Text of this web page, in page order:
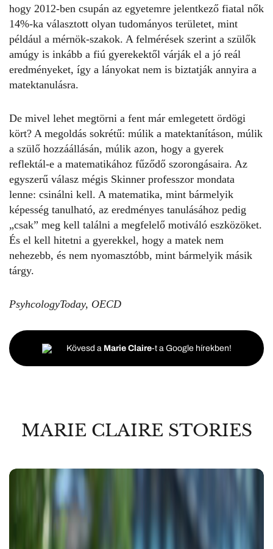
hogy 2012-ben csupán az egyetemre jelentkező fiatal nők
14%-ka választott olyan tudományos területet, mint
például a mérnök-szakok. A felmérések szerint a szülők
amúgy is inkább a fiú gyerekektől várják el a jó reál
eredményeket, így a lányokat nem is biztatják annyira a
matektanulásra.
De mivel lehet megtörni a fent már emlegetett ördögi
kört? A megoldás sokrétű: múlik a matektanításon, múlik
a szülő hozzáállásán, múlik azon, hogy a gyerek
reflektál-e a matematikához fűződő szorongásaira. Az
egyszerű válasz mégis Skinner professzor mondata
lenne: csinálni kell. A matematika, mint bármelyik
képesség tanulható, az eredményes tanulásához pedig
„csak” meg kell találni a megfelelő motiváló eszközöket.
És el kell hitetni a gyerekkel, hogy a matek nem
nehezebb, és nem nyomasztóbb, mint bármelyik másik
tárgy.
PsyhcologyToday, OECD
Kövesd a Marie Claire-t a Google hírekben!
MARIE CLAIRE STORIES